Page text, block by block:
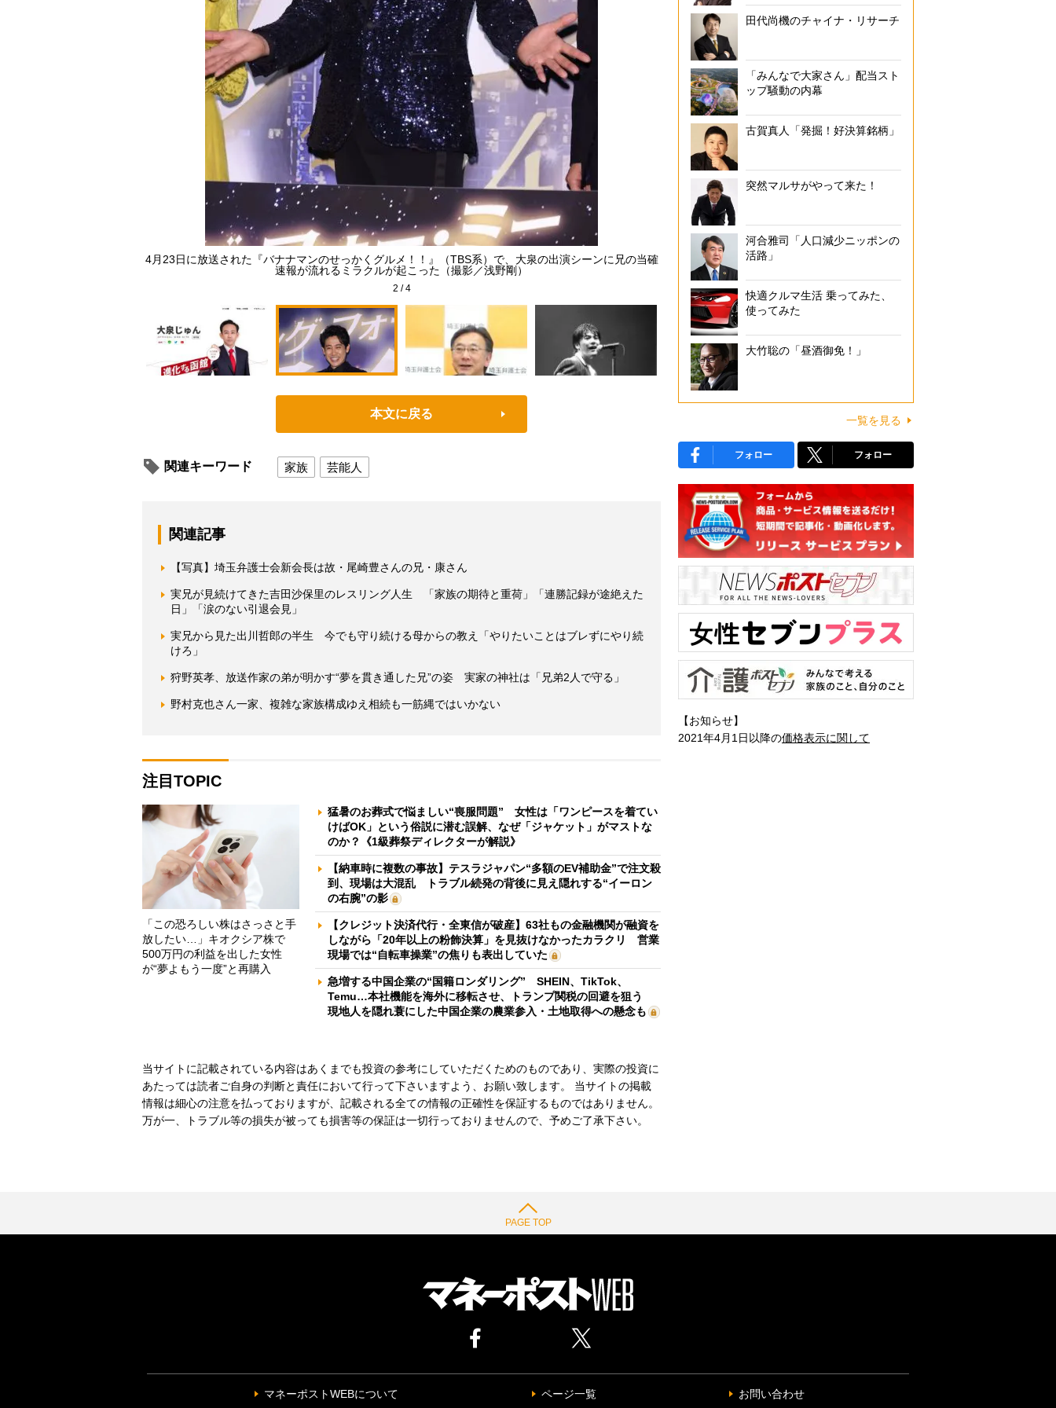
4月23日に放送された『バナナマンのせっかくグルメ！！』（TBS系）で、大泉の出演シーンに兄の当確
速報が流れるミラクルが起こった（撮影／浅野剛）
記者会見で、「人権擁護や社会正義の実現にしっかり取り組んでいきたい」と
2 /4
本文に戻る
関連キーワード 家族 芸能人
関連記事
【写真】埼玉弁護士会新会長は故・尾崎豊さんの兄・康さん
実兄が見続けてきた吉田沙保里のレスリング人生 「家族の期待と重荷」「連勝記録が途絶えた
日」「涙のない引退会見」
実兄から見た出川哲郎の半生 今でも守り続ける母からの教え「やりたいことはブレずにやり続
けろ」
狩野英孝、放送作家の弟が明かす“夢を貫き通した兄”の姿 実家の神社は「兄弟2人で守る」
野村克也さん一家、複雑な家族構成ゆえ相続も一筋縄ではいかない
注目TOPIC
「この恐ろしい株はさっさと手
放したい…」キオクシア株で
500万円の利益を出した女性
が“夢よもう一度”と再購入
猛暑のお葬式で悩ましい“喪服問題” 女性は「ワンピースを着てい
けばOK」という俗説に潜む誤解、なぜ「ジャケット」がマストな
のか？《1級葬祭ディレクターが解説》
【納車時に複数の事故】テスラジャパン“多額のEV補助金”で注文殺
到、現場は大混乱 トラブル続発の背後に見え隠れする“イーロン
の右腕”の影
【クレジット決済代行・全東信が破産】63社もの金融機関が融資を
しながら「20年以上の粉飾決算」を見抜けなかったカラクリ 営業
現場では“自転車操業”の焦りも表出していた
急増する中国企業の“国籍ロンダリング” SHEIN、TikTok、
Temu…本社機能を海外に移転させ、トランプ関税の回避を狙う
現地人を隠れ蓑にした中国企業の農業参入・土地取得への懸念も
当サイトに記載されている内容はあくまでも投資の参考にしていただくためのものであり、実際の投資に
あたっては読者ご自身の判断と責任において行って下さいますよう、お願い致します。 当サイトの掲載
情報は細心の注意を払っておりますが、記載される全ての情報の正確性を保証するものではありません。
万が一、トラブル等の損失が被っても損害等の保証は一切行っておりませんので、予めご了承下さい。
田代尚機のチャイナ・リサーチ
「みんなで大家さん」配当スト
ップ騒動の内幕
古賀真人「発掘！好決算銘柄」
突然マルサがやって来た！
河合雅司「人口減少ニッポンの
活路」
快適クルマ生活 乗ってみた、
使ってみた
大竹聡の「昼酒御免！」
一覧を見る
フォロー フォロー
【お知らせ】
2021年4月1日以降の価格表示に関して
PAGE TOP
マネーポストWEBについて ページ一覧 お問い合わせ